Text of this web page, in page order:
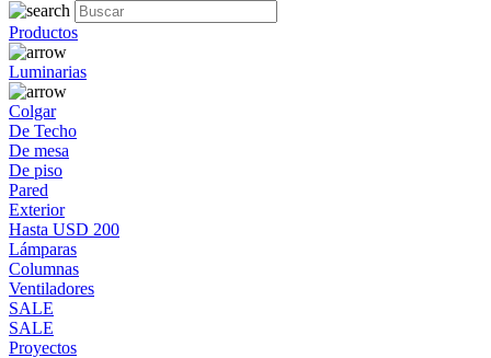
Productos
Luminarias
Colgar
De Techo
De mesa
De piso
Pared
Exterior
Hasta USD 200
Lámparas
Columnas
Ventiladores
SALE
SALE
Proyectos